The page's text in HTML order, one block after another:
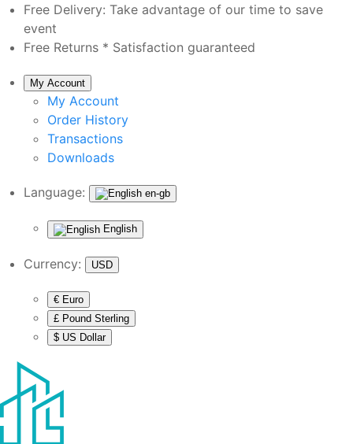
Free Delivery: Take advantage of our time to save
event
Free Returns * Satisfaction guaranteed
My Account
My Account
Order History
Transactions
Downloads
Language: en-gb
English
Currency: USD
€ Euro
£ Pound Sterling
$ US Dollar